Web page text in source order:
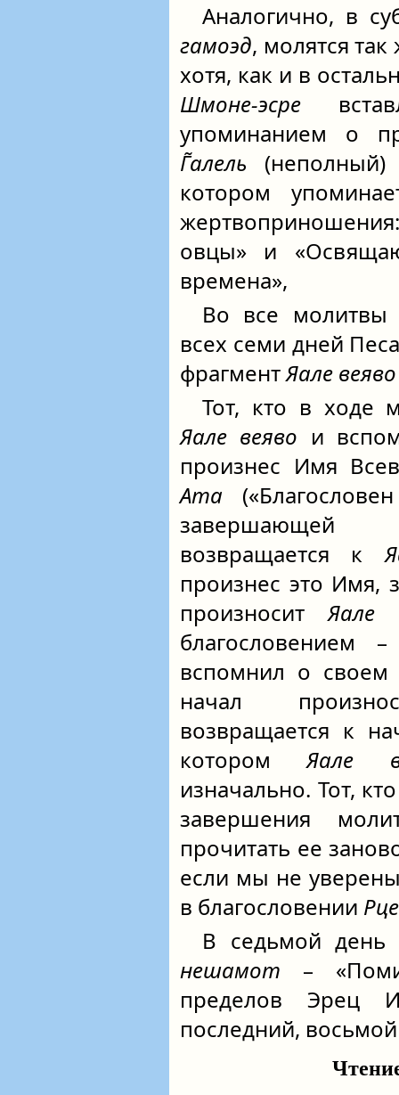
Аналогично, в
гамоэд, молятся
хотя, как и в
Шмоне-эсре
упоминанием о
Г̃алель
котором
овцы» и
времена»,
Во все
всех семи дней
фрагментЯале веяво
Тот, кто в ходе
Яале веяво и
произнес Имя
Ата
возвращается к
произнес это Имя,
произноситЯале
благословением
вспомнил о своем
начал
возвращается к
которомЯале
изначально. Тот,
завершения
прочитать ее
если мы не
в благословении Рце
В седьмой день
нешамот –
пределов Эрец
последний,